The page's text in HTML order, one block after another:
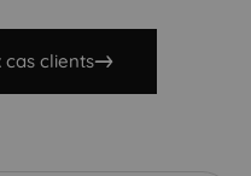
cas clients